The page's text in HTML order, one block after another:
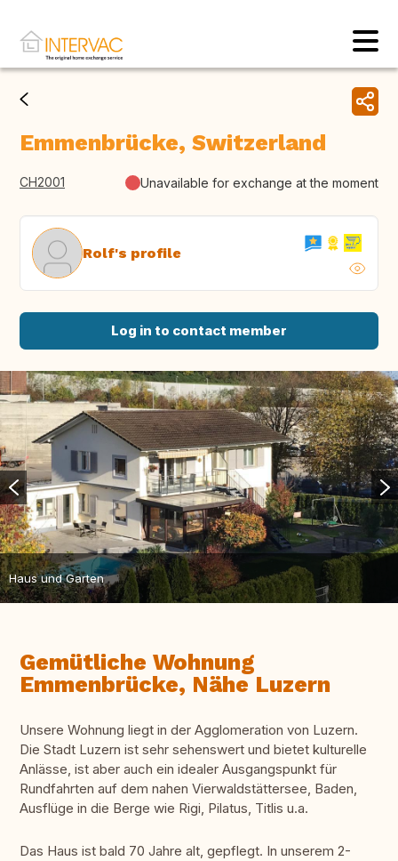
Emmenbrücke, Switzerland
CH2001 Unavailable for exchange at the moment
Rolf's profile
Log in to contact member
Haus und Garten
Gemütliche Wohnung
Emmenbrücke, Nähe Luzern
Unsere Wohnung liegt in der Agglomeration von Luzern.
Die Stadt Luzern ist sehr sehenswert und bietet kulturelle
Anlässe, ist aber auch ein idealer Ausgangspunkt für
Rundfahrten auf dem nahen Vierwaldstättersee, Baden,
Ausflüge in die Berge wie Rigi, Pilatus, Titlis u.a.
Das Haus ist bald 70 Jahre alt, gepflegt. In unserem 2-